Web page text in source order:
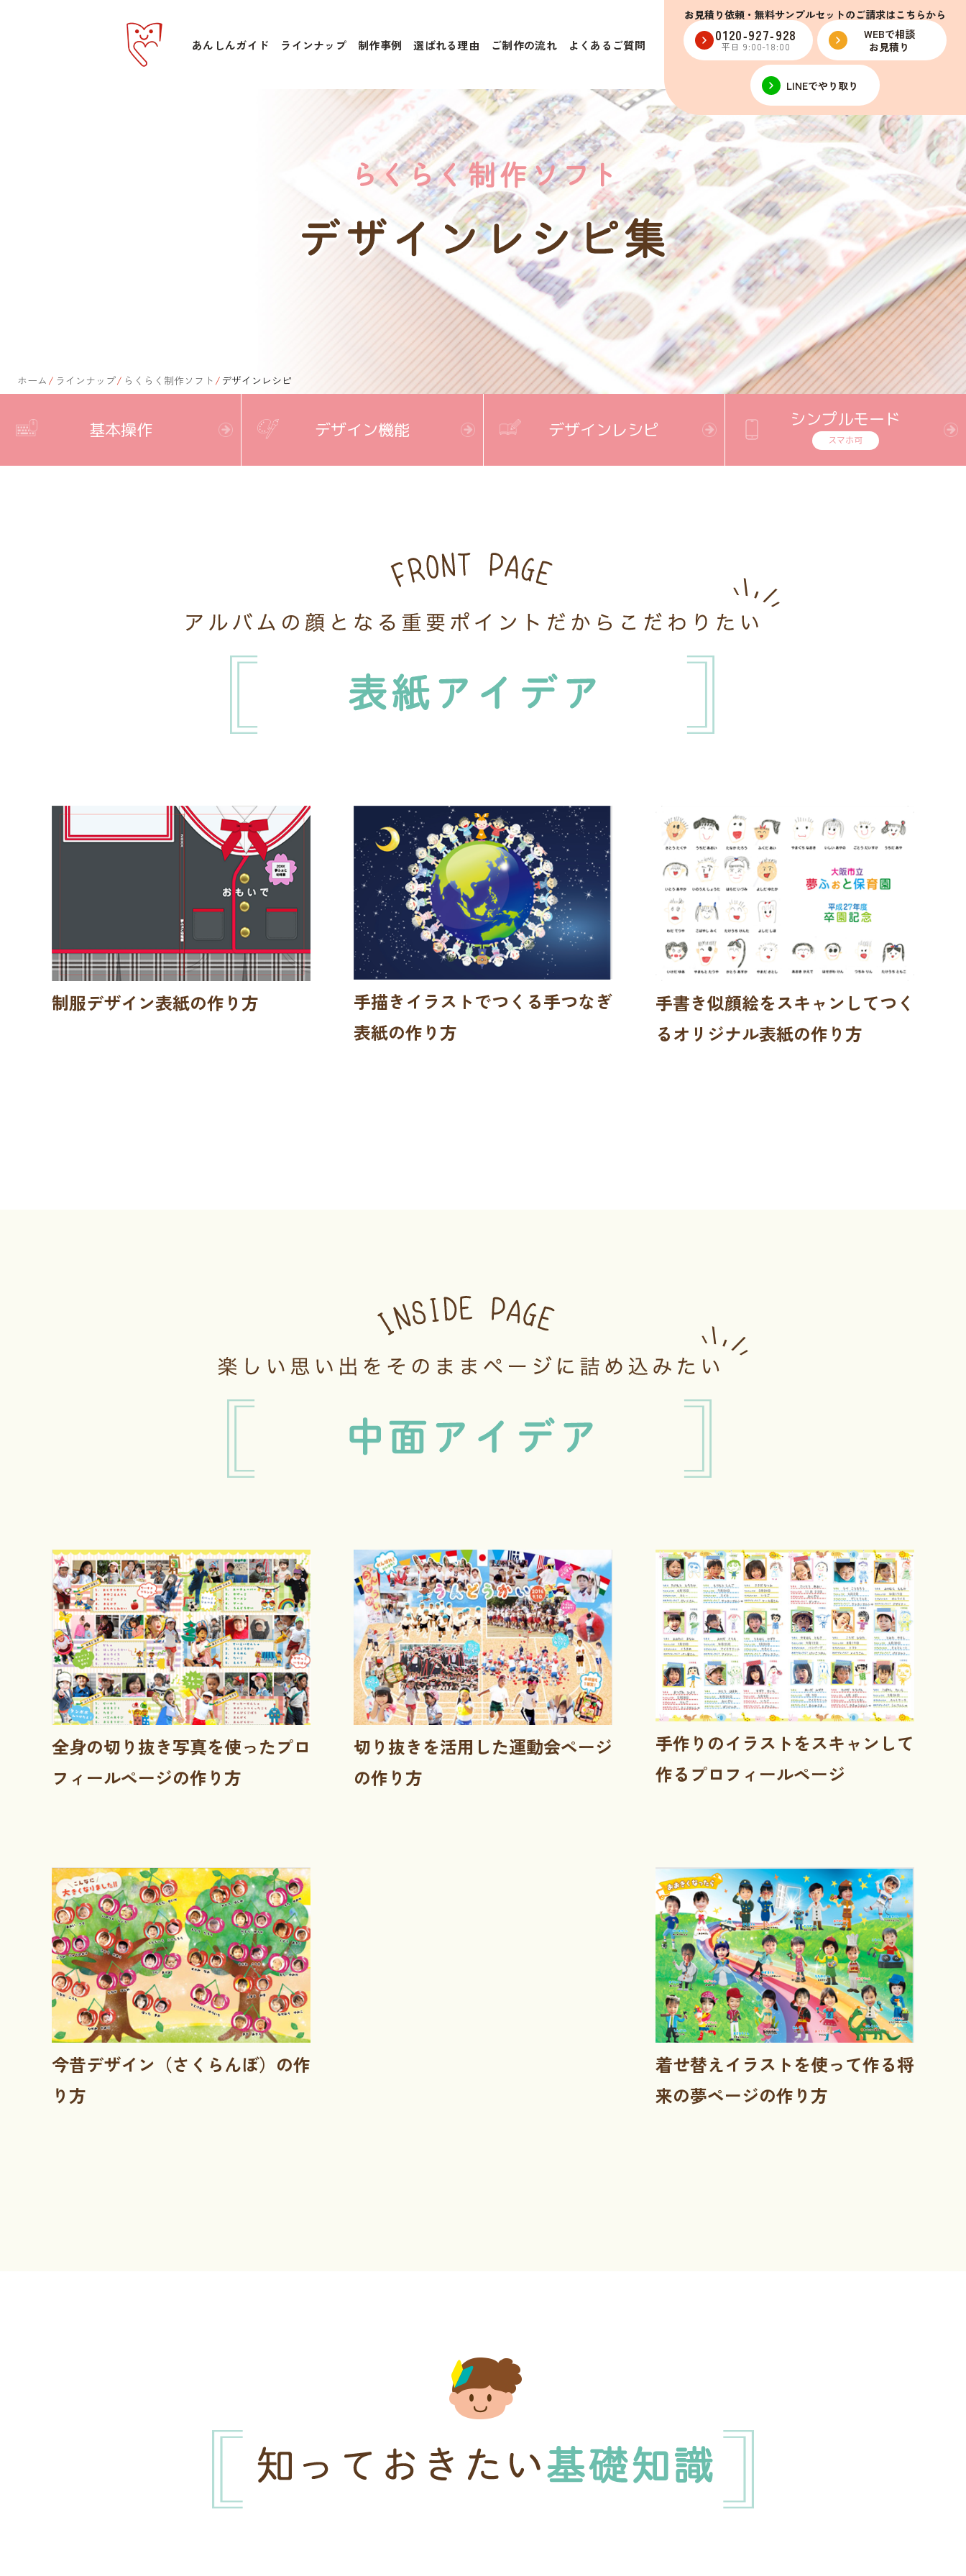
あんしんガイド ラインナップ 制作事例 選ばれる理由 ご制作の流れ よくあるご質問
お見積り依頼・無料サンプルセットのご請求はこちらから
0120‑927‑928
平日 9:00-18:00
WEBで相談
お見積り
LINEでやり取り
ホーム / ラインナップ/ らくらく制作ソフト / デザインレシピ
基本操作 デザイン機能 デザインレシピ シンプルモード
制服デザイン表紙の作り方
手描きイラストでつくる手つなぎ
表紙の作り方
手書き似顔絵をスキャンしてつく
るオリジナル表紙の作り方
全身の切り抜き写真を使ったプロ
フィールページの作り方
切り抜きを活用した運動会ページ
の作り方
手作りのイラストをスキャンして
作るプロフィールページ
今昔デザイン（さくらんぼ）の作
り方
着せ替えイラストを使って作る将
来の夢ページの作り方